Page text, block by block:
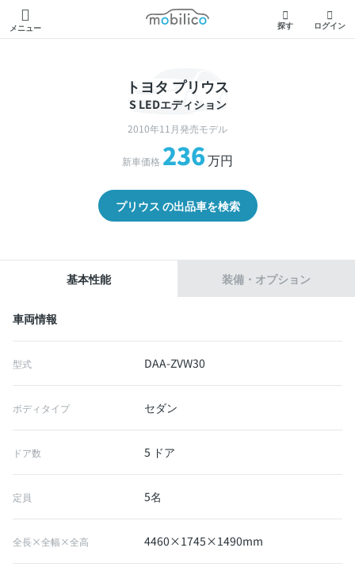
メニュー
モビリコ
探す ログイン
トヨタ プリウス
S LEDエディション
2010年11月発売モデル
新車価格 236万円
プリウス の出品車を検索
基本性能 装備・オプション
車両情報
型式 DAA-ZVW30
ボディタイプ セダン
ドア数 5 ドア
定員 5名
全長×全幅×全高 4460×1745×1490mm